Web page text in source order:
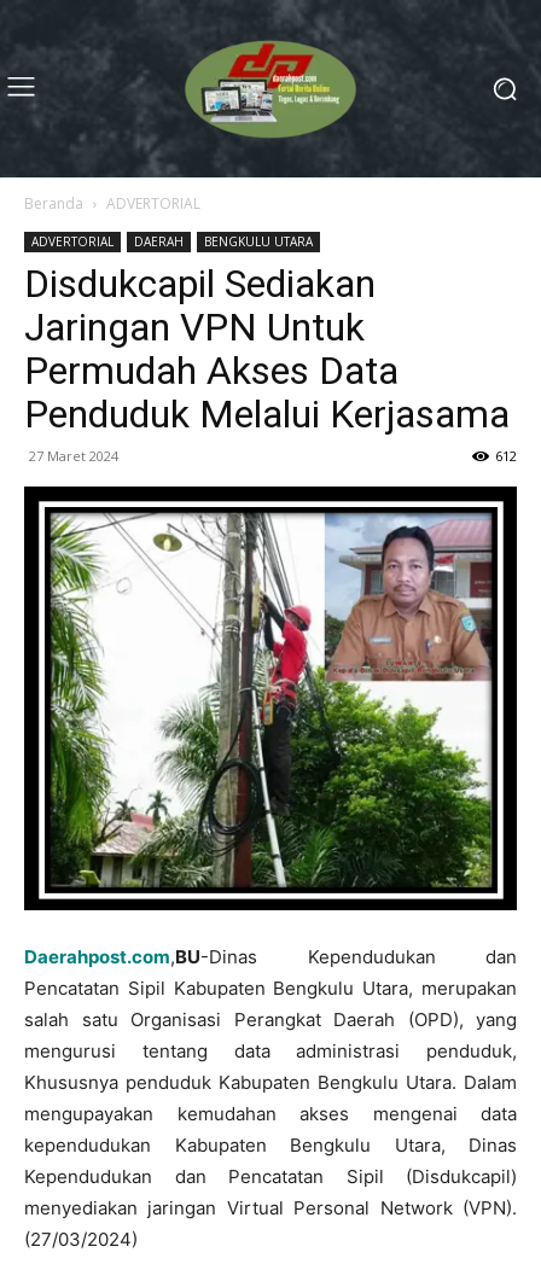
Beranda ADVERTORIAL
ADVERTORIAL DAERAH BENGKULU UTARA
Disdukcapil Sediakan
Jaringan VPN Untuk
Permudah Akses Data
Penduduk Melalui Kerjasama
27 Maret 2024 612
Daerahpost.com,BU-Dinas Kependudukan dan
Pencatatan Sipil Kabupaten Bengkulu Utara, merupakan
salah satu Organisasi Perangkat Daerah (OPD), yang
mengurusi tentang data administrasi penduduk,
Khususnya penduduk Kabupaten Bengkulu Utara. Dalam
mengupayakan kemudahan akses mengenai data
kependudukan Kabupaten Bengkulu Utara, Dinas
Kependudukan dan Pencatatan Sipil (Disdukcapil)
menyediakan jaringan Virtual Personal Network (VPN).
(27/03/2024)